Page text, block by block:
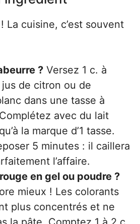
La cuisine, c’est souvent
? Versez 1 c. à
de citron ou de
dans une tasse à
avec du lait
la marque d’1 tasse.
5 minutes : il caillera
l’affaire.
en gel ou poudre ?
mieux ! Les colorants
plus concentrés et ne